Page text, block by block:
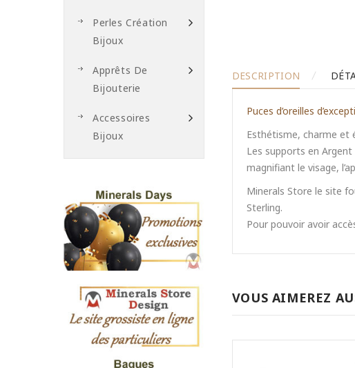
Perles Création
Bijoux
Apprêts De
Bijouterie
Accessoires
Bijoux
DESCRIPTION
Puces d’oreilles
Esthétisme, charme et
Les supports en Argent
magnifiant le visage,
Minerals Store le site
Sterling.
Pour pouvoir avoir
VOUS AIMEREZ